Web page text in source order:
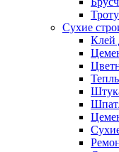
Сухие
Клей